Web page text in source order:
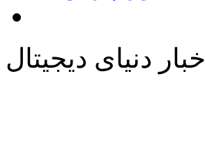
اخبار دنیای دیجیتال